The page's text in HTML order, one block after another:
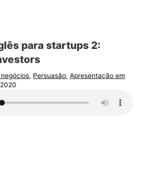
para startups 2:
, Persuasão,Apresentação em